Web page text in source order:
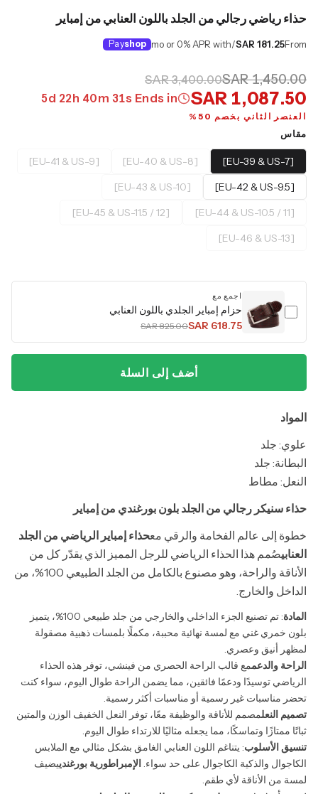
حذاء رياضي رجالي من الجلد باللون العنابي من إمباير
From
SAR 181.25
/mo or 0% APR with
shop
Pay
SAR 1,450.00
SAR 3,400.00
SAR 1,087.50
Ends in
5d 22h 40m 30s
العنصر الثاني بخصم 50%
مقاس
[EU-39 & US-7]
[EU-40 & US-8]
[EU-41 & US-9]
[EU-42 & US-9.5]
[EU-43 & US-10]
[EU-44 & US-10.5 / 11]
[EU-45 & US-11.5 / 12]
[EU-46 & US-13]
اجمع مع
حزام إمباير الجلدي باللون العنابي
SAR 618.75
SAR 825.00
أضف إلى السلة
المواد
علوي: جلد
البطانة: جلد
النعل: مطاط
حذاء سنيكر رجالي من الجلد بلون بورغندي من إمباير
خطوة إلى عالم الفخامة والرقي معحذاء إمباير الرياضي من الجلد
العنابيصُمم هذا الحذاء الرياضي للرجل المميز الذي يقدّر كل من
الأناقة والراحة، وهو مصنوع بالكامل من الجلد الطبيعي 100%، من
الداخل والخارج.
المادة
: تم تصنيع الجزء الداخلي والخارجي من جلد طبيعي 100%، يتميز
بلون خمري غني مع لمسة نهائية محببة، مكملًا بلمسات ذهبية مصقولة
لمظهر أنيق وعصري.
الراحة والدعممع قالب الراحة الحصري من فينشي، توفر هذه الحذاء
الرياضي توسيدًا ودعمًا فائقين، مما يضمن الراحة طوال اليوم، سواء كنت
تحضر مناسبات غير رسمية أو مناسبات أكثر رسمية.
تصميم النعلمصمم للأناقة والوظيفة معًا، توفر النعل الخفيف الوزن والمتين
ثباتًا ممتازًا وتماسكًا، مما يجعله مثاليًا للارتداء طوال اليوم.
تنسيق الأسلوب: يتناغم اللون العنابي الغامق بشكل مثالي مع الملابس
الكاجوال والذكية الكاجوال على حد سواء. الإمبراطورية بورغندييضيف
لمسة من الأناقة لأي طقم.